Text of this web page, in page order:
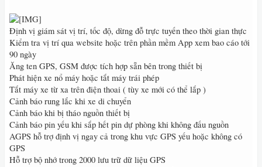
Định vị giám sát vị trí, tốc độ, dừng đỗ trực tuyến theo thời gian thực
Kiểm tra vị trí qua website hoặc trên phần mềm App xem bao cáo tới
90 ngày
Ăng ten GPS, GSM được tích hợp sẵn bên trong thiết bị
Phát hiện xe nổ máy hoặc tắt máy trái phép
Tắt máy xe từ xa trên điện thoai ( tùy xe mới có thể lắp )
Cảnh báo rung lắc khi xe di chuyển
Cảnh báo khi bị tháo nguồn thiết bị
Cảnh báo pin yếu khi sắp hết pin dự phòng khi không đấu nguồn
AGPS hỗ trợ định vị ngay cả trong khu vực GPS yếu hoặc không có
GPS
Hỗ trợ bộ nhớ trong 2000 lưu trữ dữ liệu GPS